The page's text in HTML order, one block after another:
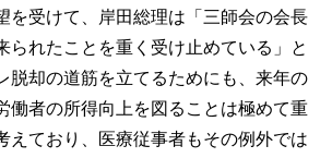
受けて、岸田総理は「三師会の会長
られたことを重く受け止めている」と
脱却の道筋を立てるためにも、来年の
働者の所得向上を図ることは極めて重
えており、医療従事者もその例外では